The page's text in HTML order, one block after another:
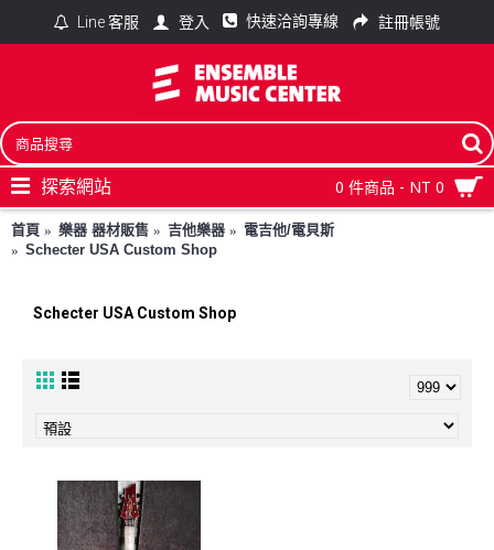
Line 客服 登入 快速洽詢專線 註冊帳號
0 件商品 - NT 0
探索網站
首頁 樂器 器材販售 吉他樂器
電吉他/電貝斯
Schecter USA Custom Shop
Schecter USA Custom Shop